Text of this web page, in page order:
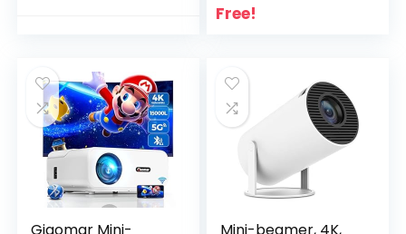
Video/YouTube, Y9-
thuisbioscoopproje
ctor compatibel
met Fire Stick,
smartphone, PS5
Automatische
uter/PS5, HD, Blauw
Free!